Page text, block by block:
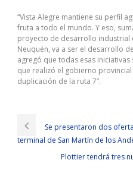
“Vista Alegre mantiene su perfil
fruta a todo el mundo. Y eso,
proyecto de desarrollo industrial
Neuquén, va a ser el desarrollo
agregó que todas esas iniciativas
que realizó el gobierno
duplicación de la ruta 7”.
Se presentaron dos
terminal de San Martín de los
Plottier tendrá tres